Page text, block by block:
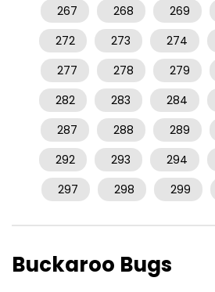
267 268 269
272
273 274
277
278 279
282
283 284
287
288 289
292
293 294
297
298 299
Buckaroo Bugs